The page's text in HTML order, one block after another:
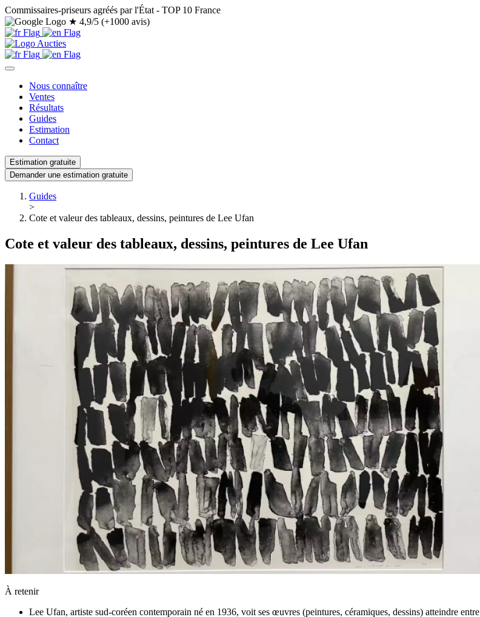
Commissaires-priseurs agréés par l'État - TOP 10 France
★ 4,9/5 (+1000 avis)
Nous connaître
Ventes
Résultats
Guides
Estimation
Contact
Estimation gratuite
Demander une estimation gratuite
Guides
>
Cote et valeur des tableaux, dessins, peintures de Lee Ufan
Cote et valeur des tableaux, dessins, peintures de Lee Ufan
À retenir
Lee Ufan, artiste sud-coréen contemporain né en 1936, voit ses œuvres (peintures, céramiques, dessins) atteindre entre